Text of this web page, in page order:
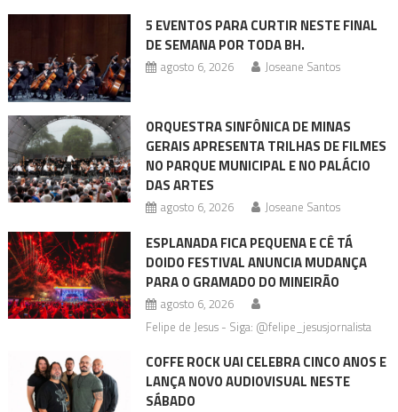
5 EVENTOS PARA CURTIR NESTE FINAL
DE SEMANA POR TODA BH.
agosto 6, 2026 Joseane Santos
ORQUESTRA SINFÔNICA DE MINAS
GERAIS APRESENTA TRILHAS DE FILMES
NO PARQUE MUNICIPAL E NO PALÁCIO
DAS ARTES
agosto 6, 2026 Joseane Santos
ESPLANADA FICA PEQUENA E CÊ TÁ
DOIDO FESTIVAL ANUNCIA MUDANÇA
PARA O GRAMADO DO MINEIRÃO
agosto 6, 2026
Felipe de Jesus - Siga: @felipe_jesusjornalista
COFFE ROCK UAI CELEBRA CINCO ANOS E
LANÇA NOVO AUDIOVISUAL NESTE
SÁBADO